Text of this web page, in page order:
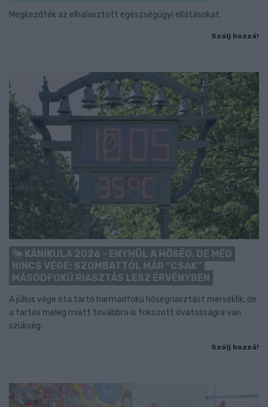
Megkezdték az elhalasztott egészségügyi ellátásokat.
Szólj hozzá!
KÁNIKULA 2026 - ENYHÜL A HŐSÉG, DE MÉG
NINCS VÉGE: SZOMBATTÓL MÁR “CSAK”
MÁSODFOKÚ RIASZTÁS LESZ ÉRVÉNYBEN
A július vége óta tartó harmadfokú hőségriasztást mérséklik, de
a tartós meleg miatt továbbra is fokozott óvatosságra van
szükség.
Szólj hozzá!